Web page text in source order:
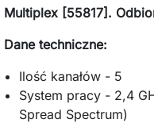
Multiplex [55817].
Dane techniczne:
Ilość kanałów - 5
System pracy - 2,4
Spread Spectrum)